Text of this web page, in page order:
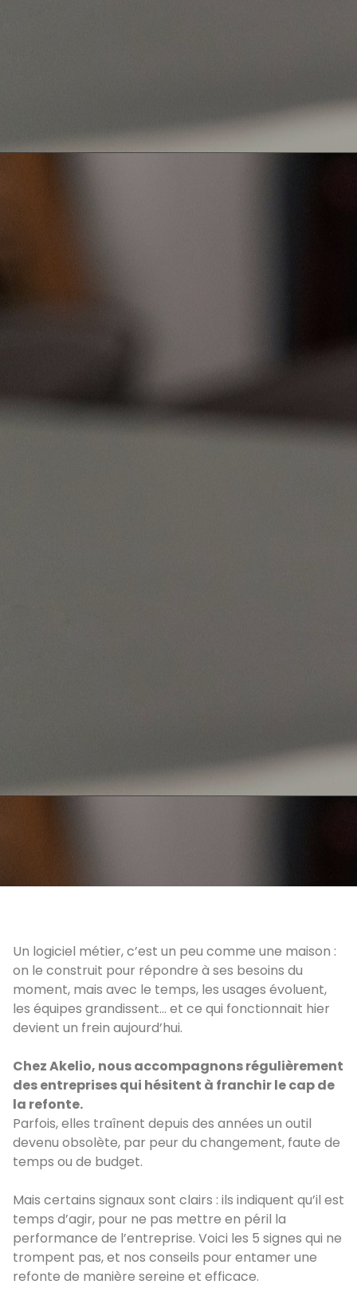
Un logiciel métier, c’est un peu comme une maison :
on le construit pour répondre à ses besoins du
moment, mais avec le temps, les usages évoluent,
les équipes grandissent… et ce qui fonctionnait hier
devient un frein aujourd’hui.
Chez Akelio, nous accompagnons régulièrement
des entreprises qui hésitent à franchir le cap de
la refonte.
Parfois, elles traînent depuis des années un outil
devenu obsolète, par peur du changement, faute de
temps ou de budget.
Mais certains signaux sont clairs : ils indiquent qu’il est
temps d’agir, pour ne pas mettre en péril la
performance de l’entreprise. Voici les 5 signes qui ne
trompent pas, et nos conseils pour entamer une
refonte de manière sereine et efficace.